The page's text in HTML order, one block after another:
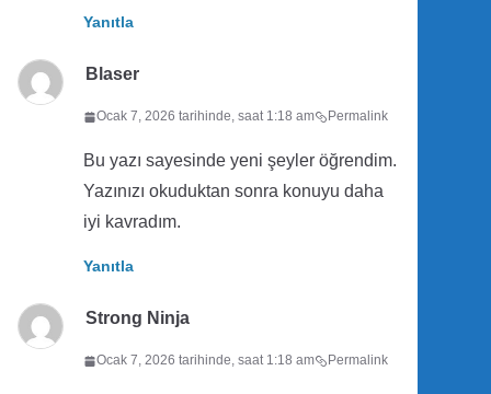
Yanıtla
Blaser
Ocak 7, 2026 tarihinde, saat 1:18 am Permalink
Bu yazı sayesinde yeni şeyler öğrendim.
Yazınızı okuduktan sonra konuyu daha
iyi kavradım.
Yanıtla
Strong Ninja
Ocak 7, 2026 tarihinde, saat 1:18 am Permalink